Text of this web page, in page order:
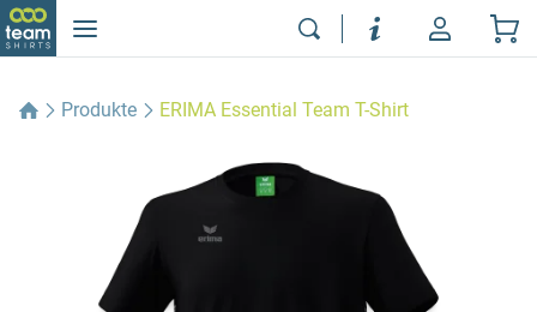
Produkte ERIMA Essential Team T-Shirt